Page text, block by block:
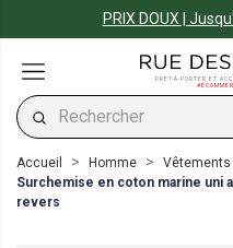
PRIX DOUX |
PRÊT-À-PORTER ET
Accueil Homme Vêtements
Surchemise en coton marine uni
revers